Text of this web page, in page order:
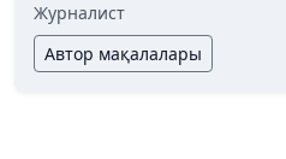
Журналист
Автор мақалалары